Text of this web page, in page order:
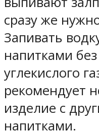
сразу же
Запивать
напитками
углекислого
рекомендует
изделие с
напитками.